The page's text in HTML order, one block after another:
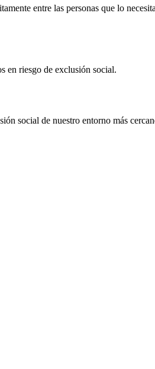
entre las personas que lo
en riesgo de exclusión social.
social de nuestro entorno más